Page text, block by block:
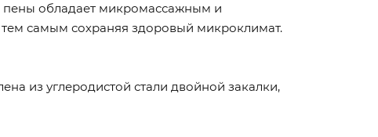
пены обладает микромассажным и
самым сохраняя здоровый микроклимат.
из углеродистой стали двойной закалки,